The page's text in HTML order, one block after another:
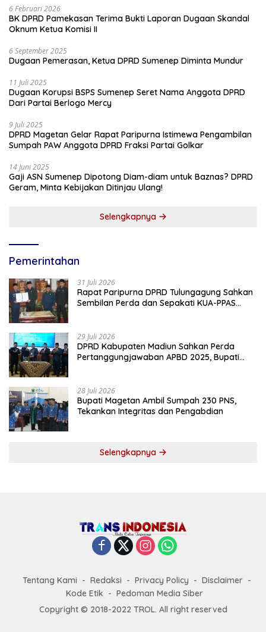
6 Februari 2026
BK DPRD Pamekasan Terima Bukti Laporan Dugaan Skandal
Oknum Ketua Komisi II
6 September 2025
Dugaan Pemerasan, Ketua DPRD Sumenep Diminta Mundur
11 Juli 2025
Dugaan Korupsi BSPS Sumenep Seret Nama Anggota DPRD
Dari Partai Berlogo Mercy
9 Juli 2025
DPRD Magetan Gelar Rapat Paripurna Istimewa Pengambilan
Sumpah PAW Anggota DPRD Fraksi Partai Golkar
14 Juni 2025
Gaji ASN Sumenep Dipotong Diam-diam untuk Baznas? DPRD
Geram, Minta Kebijakan Ditinjau Ulang!
Selengkapnya
Pemerintahan
31 Juli 2026
Rapat Paripurna DPRD Tulungagung Sahkan
Sembilan Perda dan Sepakati KUA-PPAS
29 Juli 2026
DPRD Kabupaten Madiun Sahkan Perda
Pertanggungjawaban APBD 2025, Bupati
28 Juli 2026
Bupati Magetan Ambil Sumpah 230 PNS,
Tekankan Integritas dan Pengabdian
Selengkapnya
Tentang Kami Redaksi Privacy Policy
Disclaimer
Kode Etik
Pedoman Media Siber
Copyright © 2018-2022 TROL. All right reserved